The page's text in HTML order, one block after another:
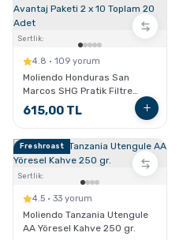
Sertlik:
4.8 · 109 yorum
Moliendo Honduras San
Marcos SHG Pratik Filtre
Kahve Avantaj Paketi 2 x 10
Toplam 20 Adet
615,00 TL
Freshroast
Sertlik:
4.5 · 33 yorum
Moliendo Tanzania Utengule
AA Yöresel Kahve 250 gr.